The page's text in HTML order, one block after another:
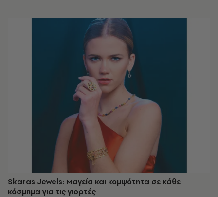
Skaras Jewels: Μαγεία και κομψότητα σε κάθε
κόσμημα για τις γιορτές